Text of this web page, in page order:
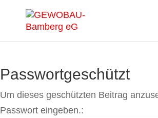
Passwortgeschützt
Um dieses geschützten Beitrag
Passwort eingeben.: